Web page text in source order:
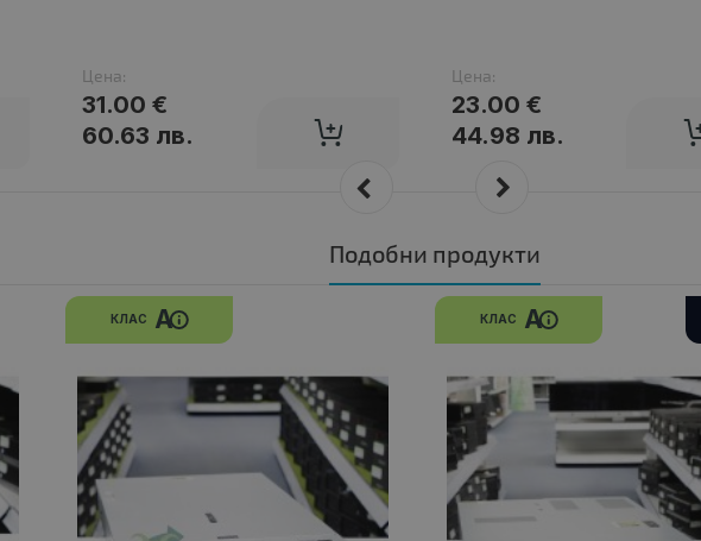
Цена:
31.00 €
60.63 лв.
Цена:
23.00 €
44.98 лв.
Подобни продукти
КЛАС A КЛАС A